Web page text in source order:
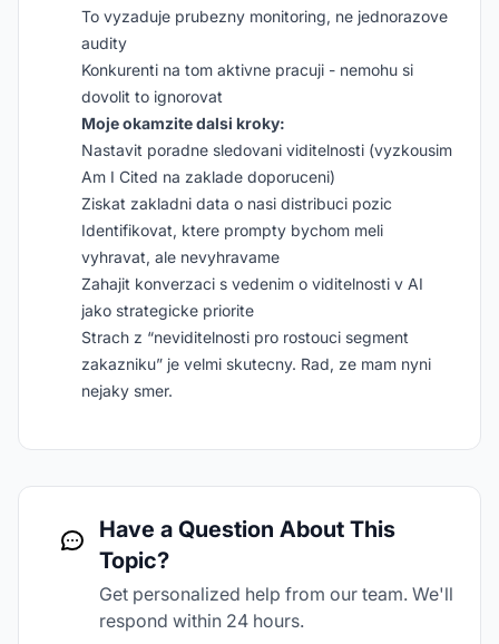
To vyzaduje prubezny monitoring, ne jednorazove
audity
Konkurenti na tom aktivne pracuji - nemohu si
dovolit to ignorovat
Moje okamzite dalsi kroky:
Nastavit poradne sledovani viditelnosti (vyzkousim
Am I Cited na zaklade doporuceni)
Ziskat zakladni data o nasi distribuci pozic
Identifikovat, ktere prompty bychom meli
vyhravat, ale nevyhravame
Zahajit konverzaci s vedenim o viditelnosti v AI
jako strategicke priorite
Strach z “neviditelnosti pro rostouci segment
zakazniku” je velmi skutecny. Rad, ze mam nyni
nejaky smer.
Have a Question About This
Topic?
Get personalized help from our team. We'll
respond within 24 hours.